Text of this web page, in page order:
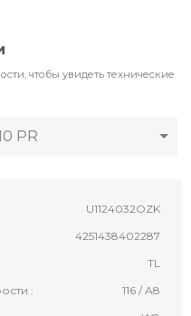
чтобы увидеть технические
PR
U1124032OZK
4251438402287
TL
:
116 / A8